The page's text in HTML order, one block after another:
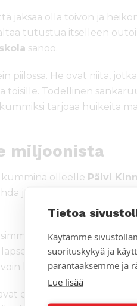
Tietoa
Käytämme
suorituskykyä ja
parantaaksemme ja
Lue lisää
jaksaa olla toivon ja
tutustua itselleen
sanoo.
piilossa. He ovat niitä,
toisille. Todellinen
tarjoaa huikeita
miljoonista
olleelle Päivi
jotain hyvää edes
moni ryhtyy
tulevaisuuden.
luottaa siihen, että apu
erityisesti